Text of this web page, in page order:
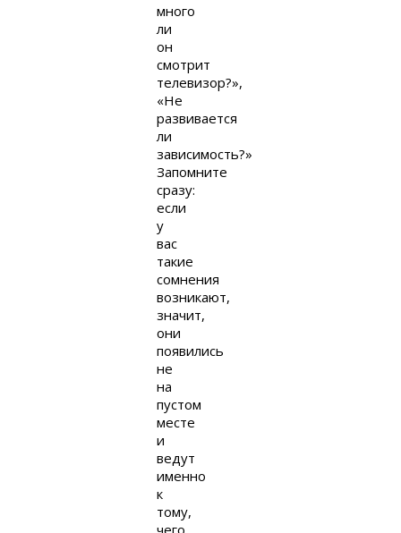
много
ли
он
смотрит
телевизор?»,
«Не
развивается
ли
зависимость?»
Запомните
сразу:
если
у
вас
такие
сомнения
возникают,
значит,
они
появились
не
на
пустом
месте
и
ведут
именно
к
тому,